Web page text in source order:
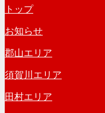
ー
カ
イ
ブ
トップ
お知らせ
郡山エリア
須賀川エリア
田村エリア